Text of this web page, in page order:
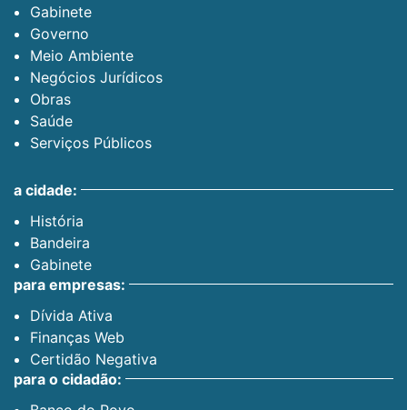
Gabinete
Governo
Meio Ambiente
Negócios Jurídicos
Obras
Saúde
Serviços Públicos
a cidade:
História
Bandeira
Gabinete
para empresas:
Dívida Ativa
Finanças Web
Certidão Negativa
para o cidadão: